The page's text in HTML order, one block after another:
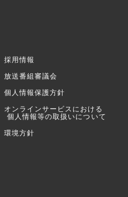
採用情報
放送番組審議会
個人情報保護方針
オンラインサービスにおける
個人情報等の取扱いについて
環境方針